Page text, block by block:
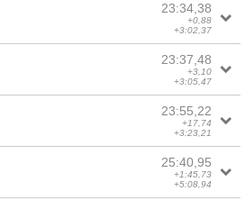
23:34,38
+0,88
+3:02,37
23:37,48
+3,10
+3:05,47
23:55,22
+17,74
+3:23,21
25:40,95
+1:45,73
+5:08,94